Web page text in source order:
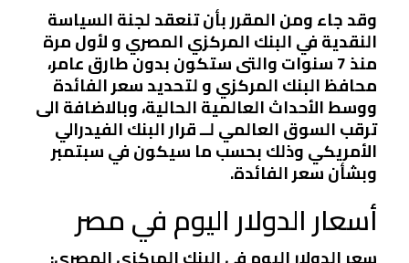
وقد جاء ومن المقرر بأن تنعقد لجنة السياسة
النقدية في البنك المركزي المصري و لأول مرة
منذ 7 سنوات والتى ستكون بدون طارق عامر،
محافظ البنك المركزي و لتحديد سعر الفائدة
ووسط الأحداث العالمية الحالية، وبالاضافة الى
ترقب السوق العالمي لــ قرار البنك الفيدرالي
الأمريكي وذلك بحسب ما سيكون في سبتمبر
وبشأن سعر الفائدة.
أسعار الدولار اليوم في مصر